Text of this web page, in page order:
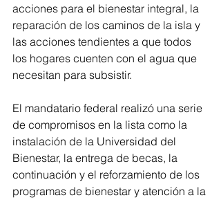
acciones para el bienestar integral, la
reparación de los caminos de la isla y
las acciones tendientes a que todos
los hogares cuenten con el agua que
necesitan para subsistir.
El mandatario federal realizó una serie
de compromisos en la lista como la
instalación de la Universidad del
Bienestar, la entrega de becas, la
continuación y el reforzamiento de los
programas de bienestar y atención a la